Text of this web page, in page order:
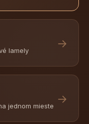
lamely
→
jednom mieste
→